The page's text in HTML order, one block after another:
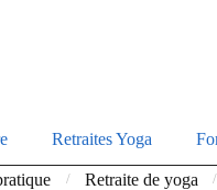
Retraites Yoga
/ Retraite de yoga /